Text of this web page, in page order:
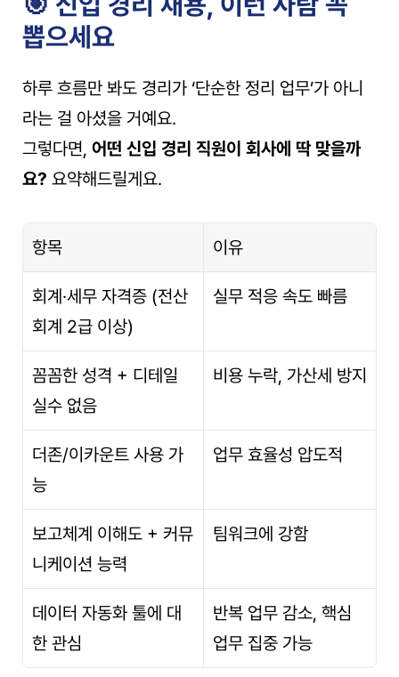
뽑으세요
하루 흐름만 봐도 경리가 ‘단순한 정리 업무’가 아니
라는 걸 아셨을 거예요.
그렇다면, 어떤 신입 경리 직원이 회사에 딱 맞을까
요? 요약해드릴게요.
항목 이유
회계·세무 자격증 (전산
회계 2급 이상)
실무 적응 속도 빠름
꼼꼼한 성격 + 디테일
실수 없음
비용 누락, 가산세 방지
더존/이카운트 사용 가
능
업무 효율성 압도적
보고체계 이해도 + 커뮤
니케이션 능력
팀워크에 강함
데이터 자동화 툴에 대
한 관심
반복 업무 감소, 핵심
업무 집중 가능